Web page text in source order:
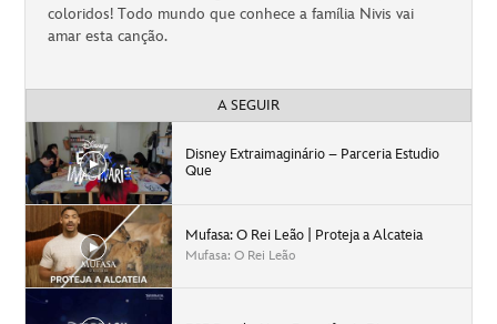
coloridos! Todo mundo que conhece a família Nivis vai
amar esta canção.
A SEGUIR
Disney Extraimaginário – Parceria Estudio
Que
Mufasa: O Rei Leão | Proteja a Alcateia
Mufasa: O Rei Leão